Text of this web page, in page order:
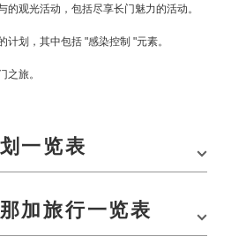
的观光活动，包括尽享长门魅力的活动。
划，其中包括 "感染控制 "元素。
之旅。
一览表
、达涅寺、萩烧体验。
加旅行一览表